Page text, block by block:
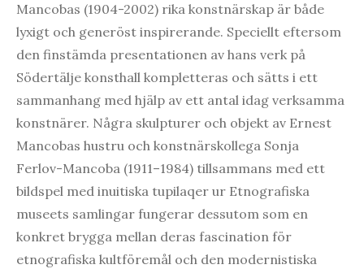
Mancobas (1904-2002) rika konstnärskap är både
lyxigt och generöst inspirerande. Speciellt eftersom
den finstämda presentationen av hans verk på
Södertälje konsthall kompletteras och sätts i ett
sammanhang med hjälp av ett antal idag verksamma
konstnärer. Några skulpturer och objekt av Ernest
Mancobas hustru och konstnärskollega Sonja
Ferlov-Mancoba (1911–1984) tillsammans med ett
bildspel med inuitiska tupilaqer ur Etnografiska
museets samlingar fungerar dessutom som en
konkret brygga mellan deras fascination för
etnografiska kultföremål och den modernistiska